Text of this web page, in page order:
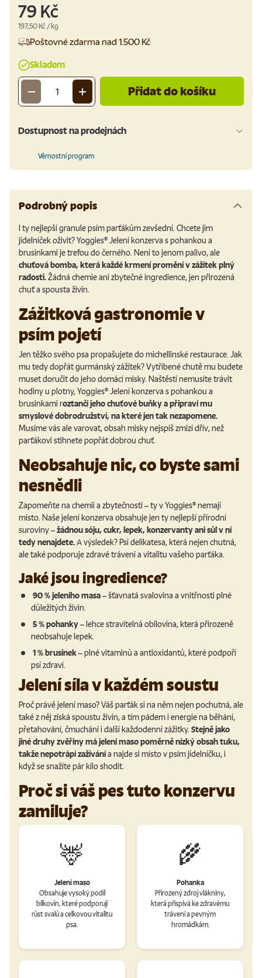
79 Kč
Cena za jednotku
197,50 Kč /kg
Poštovné zdarma nad 1.500 Kč
Skladem
Množství
- + Přidat do košíku
Dostupnost na prodejnách
Věrnostní program
Podrobný popis
I ty nejlepší granule psím parťákům zevšední. Chcete jim
jídelníček oživit? Yoggies® Jelení konzerva s pohankou a
brusinkami je trefou do černého. Není to jenom palivo, ale
chuťová bomba, která každé krmení promění v zážitek plný
radosti.Žádná chemie ani zbytečné ingredience, jen přirozená
chuť a spousta živin.
Zážitková gastronomie v
psím pojetí
Jen těžko svého psa propašujete do michellinské restaurace. Jak
mu tedy dopřát gurmánský zážitek? Vytříbené chutě mu budete
muset doručit do jeho domácí misky. Naštěstí nemusíte trávit
hodiny u plotny, Yoggies®Jelení konzerva s pohankou a
brusinkamiroztančí jeho chuťové buňky a připraví mu
smyslové dobrodružství, na které jen tak nezapomene.
Musíme vás ale varovat, obsah misky nejspíš zmizí dřív, než
parťákovi stihnete popřát dobrou chuť.
Neobsahuje nic, co byste sami
nesnědli
Zapomeňte na chemii a zbytečnosti – ty v Yoggies®nemají
místo. Naše jelení konzerva obsahuje jen ty nejlepší přírodní
suroviny –žádnou sóju, cukr, lepek, konzervanty ani sůl v ní
tedy nenajdete.A výsledek? Psí delikatesa, která nejen chutná,
ale také podporuje zdravé trávení a vitalitu vašeho parťáka.
Jaké jsou ingredience?
90 % jeleního masa– šťavnatá svalovina a vnitřnosti plné
důležitých živin.
5 % pohanky– lehce stravitelná obilovina, která přirozeně
neobsahuje lepek.
1 % brusinek– plné vitaminů a antioxidantů, které podpoří
psí zdraví.
Jelení síla v každém soustu
Proč právě jelení maso? Váš parťák si na něm nejen pochutná, ale
také z něj získá spoustu živin, a tím pádem i energie na běhání,
přetahování, čmuchání i další každodenní zážitky. Stejně jako
jiné druhy zvěřiny má jelení maso poměrně nízký obsah tuku,
takže nepotrápí zažívánía najde si místo v psím jídelníčku, i
když se snažíte pár kilo shodit.
Proč si váš pes tuto konzervu
zamiluje?
🦌
Jelení maso
Obsahuje vysoký podíl
bílkovin, které podporují
růst svalů a celkovou vitalitu
psa.
🌾
Pohanka
Přirozený zdroj vlákniny,
která přispívá ke zdravému
trávení a pevným
hromádkám.